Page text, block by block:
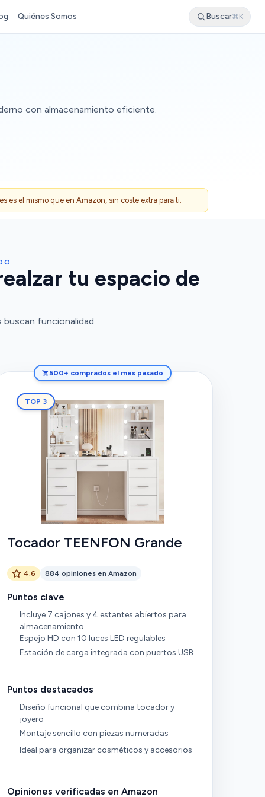
Quiénes Somos Buscar⌘K
con almacenamiento eficiente.
es el mismo que en Amazon, sin coste extra para ti.
tu espacio de
buscan funcionalidad
500+ comprados el mes pasado
TOP 3
Tocador TEENFON Grande
4.6 884 opiniones en Amazon
Puntos clave
Incluye 7 cajones y 4 estantes abiertos para
almacenamiento
Espejo HD con 10 luces LED regulables
Estación de carga integrada con puertos USB
Puntos destacados
Diseño funcional que combina tocador y
joyero
Montaje sencillo con piezas numeradas
Ideal para organizar cosméticos y accesorios
Opiniones verificadas en Amazon